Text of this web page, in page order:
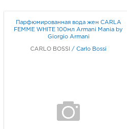
Парфюмированная вода жен CARLA
FEMME WHITE 100мл Armani Mania by
Giorgio Armani
CARLO BOSSI /Carlo Bossi